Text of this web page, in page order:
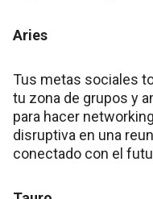
Aries
Tus metas sociales
tu zona de grupos y
para hacer
disruptiva en una
conectado con el